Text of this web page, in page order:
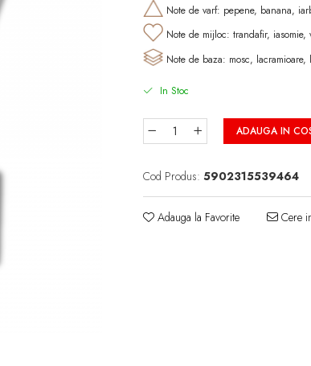
Note de varf: pepene, banana,
Note de mijloc: trandafir, iasomie,
Note de baza: mosc, lacramioare,
In Stoc
ADAUGA IN
Cod Produs: 5902315539464
Adauga la Favorite Cere